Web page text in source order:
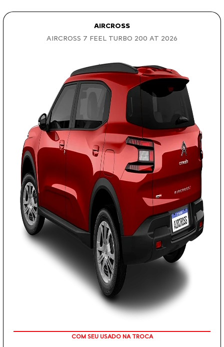
AIRCROSS
AIRCROSS 7 FEEL TURBO 200 AT 2026
TAXA ZERO EM 12X